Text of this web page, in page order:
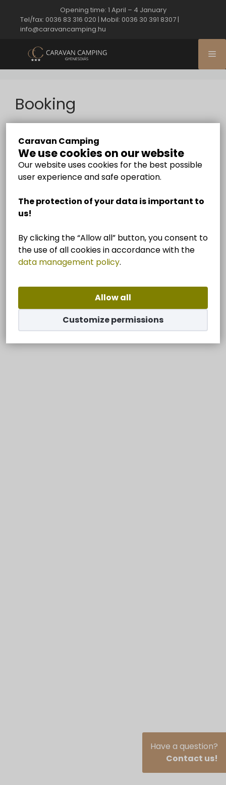
Caravan Camping
We use cookies on our website
Our website uses cookies for the best possible
user experience and safe operation.
The protection of your data is important to
us!
By clicking the “Allow all” button, you consent to
the use of all cookies in accordance with the
data management policy.
Allow all
Customize permissions
Opening time: 1 April – 4 January
Tel/fax: 0036 83 316 020 | Mobil: 0036 30 391 8307|
info@caravancamping.hu
Booking
Have a question?
Contact us!